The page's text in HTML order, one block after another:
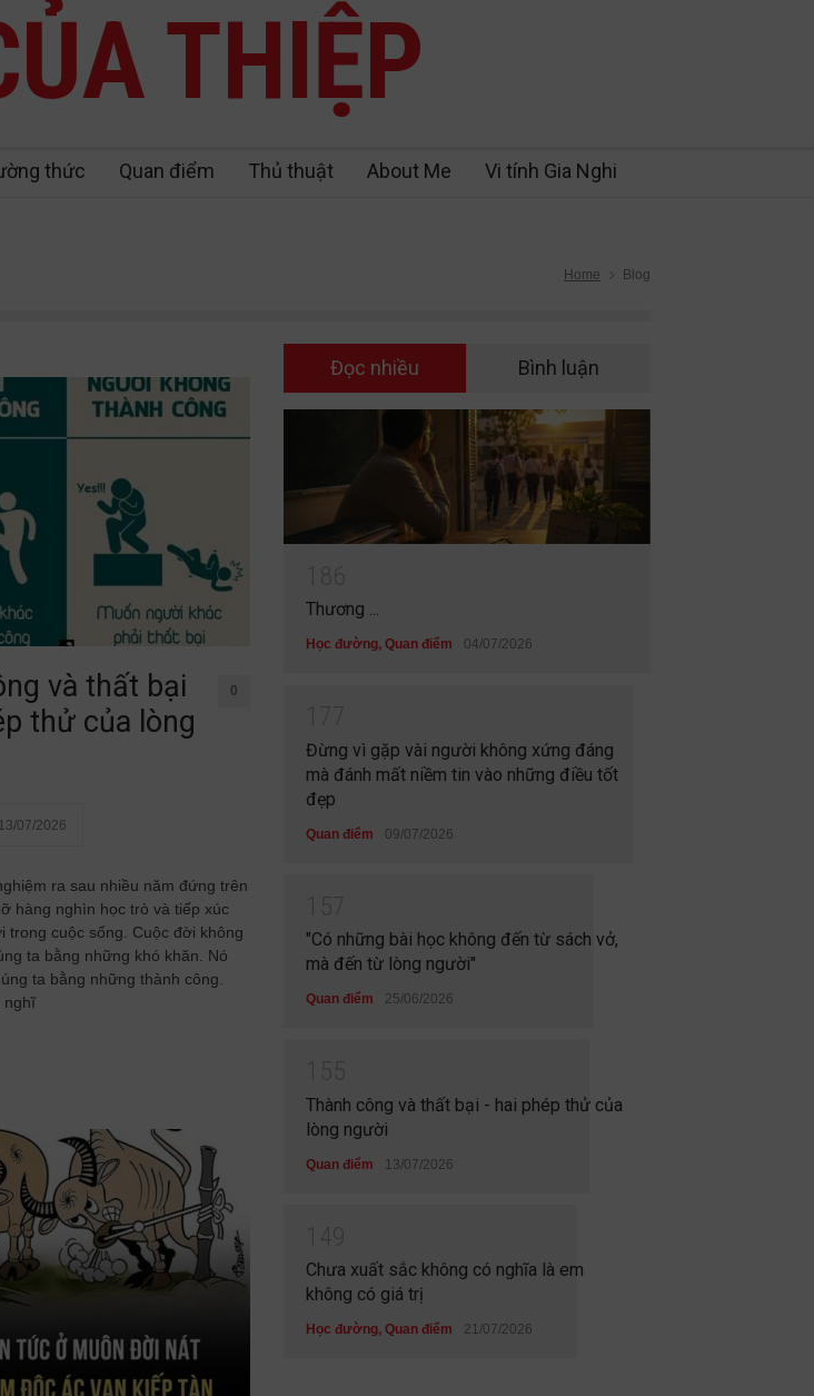
THIỆP
thức Quan điểm Thủ thuật About Me Vi tính Gia Nghi
Home Blog
và thất bại
thử của lòng
0
13/07/2026
ra sau nhiều năm đứng trên
hàng nghìn học trò và tiếp xúc
trong cuộc sống. Cuộc đời không
ta bằng những khó khăn. Nó
ta bằng những thành công.
nghĩ
Đọc nhiều Bình luận
Thương ...
Học đường, Quan điểm 04/07/2026
Đừng vì gặp vài người không xứng đáng
mà đánh mất niềm tin vào những điều tốt
đẹp
Quan điểm 09/07/2026
"Có những bài học không đến từ sách vở,
mà đến từ lòng người"
Quan điểm 25/06/2026
Thành công và thất bại - hai phép thử của
lòng người
Quan điểm 13/07/2026
Chưa xuất sắc không có nghĩa là em
không có giá trị
Học đường, Quan điểm 21/07/2026